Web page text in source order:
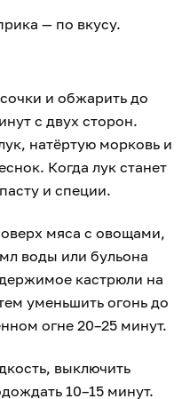
— по вкусу.
и обжарить до
с двух сторон.
натёртую морковь и
Когда лук станет
и специи.
мяса с овощами,
воды или бульона
кастрюли на
уменьшить огонь до
огне 20–25 минут.
выключить
10–15 минут.